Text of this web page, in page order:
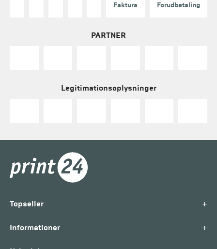
Faktura Forudbetaling
PARTNER
Legitimationsoplysninger
Topseller +
Informationer +